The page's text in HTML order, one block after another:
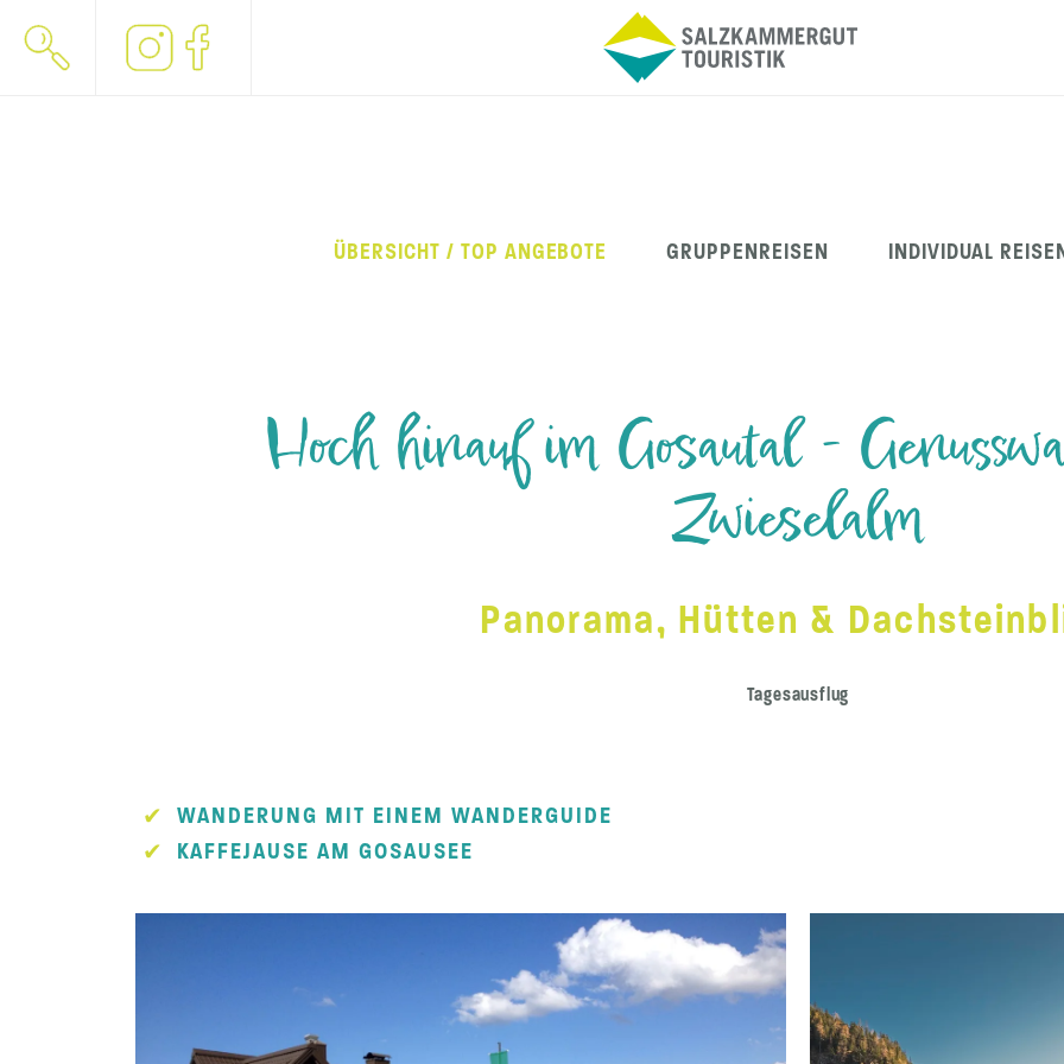
ÜBERSICHT / TOP ANGEBOTE GRUPPENREISEN INDIVIDUAL
Hoch hinauf im Gosautal -
Zwieselalm
Panorama, Hütten &
Tagesausflug
WANDERUNG MIT EINEM WANDERGUIDE
KAFFEJAUSE AM GOSAUSEE